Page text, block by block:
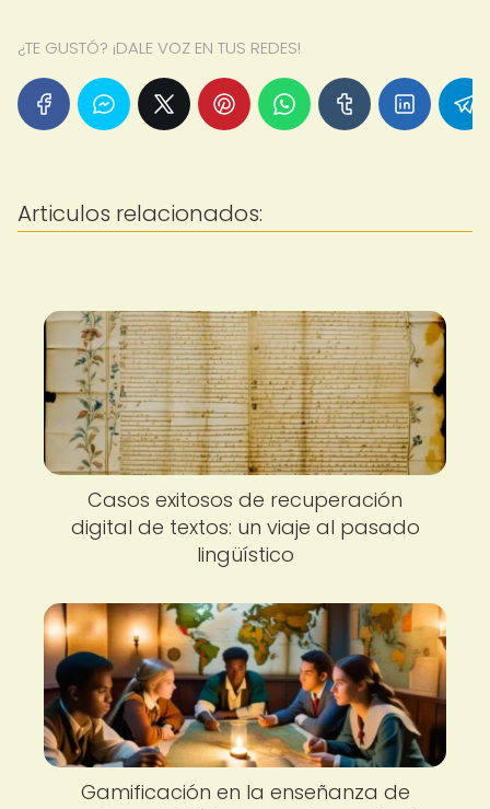
¿TE GUSTÓ? ¡DALE VOZ EN TUS REDES!
Articulos relacionados:
Casos exitosos de recuperación
digital de textos: un viaje al pasado
lingüístico
Gamificación en la enseñanza de